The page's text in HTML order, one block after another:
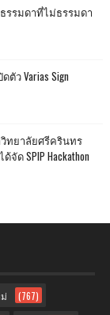
รมดาที่ไม่ธรรมดา
ตัว Varias Sign
ทยาลัยศรีครินทร
ด SPIP Hackathon
(767)